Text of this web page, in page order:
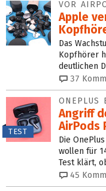
VOR
Apple
Das
Kopfhörer
deutlichen
37
TEST
ONEPLUS
Angriff
AirPods
Die
wollen für
Test klärt,
45